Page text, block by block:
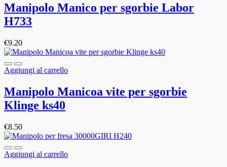
Manipolo Manico per sgorbie Labor
H733
€9.20
Aggiungi al carrello
Manipolo Manicoa vite per sgorbie
Klinge ks40
€8.50
Aggiungi al carrello